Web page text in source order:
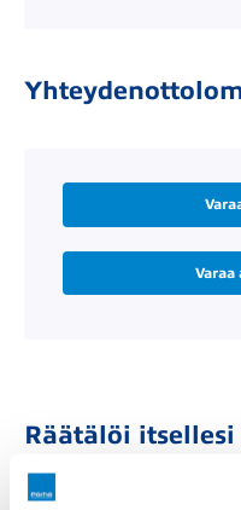
Varaa
Räätälöi